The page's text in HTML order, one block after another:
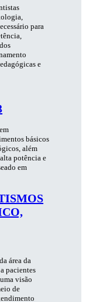
para
e
básicos
além
potência e
em
área da
pacientes
visão
de